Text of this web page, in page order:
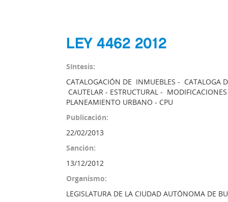
LEY 4462 2012
Síntesis:
CATALOGACIÓN DE INMUEBLES - CATALOGA
CAUTELAR - ESTRUCTURAL -
PLANEAMIENTO URBANO - CPU
Publicación:
22/02/2013
Sanción:
13/12/2012
Organismo:
LEGISLATURA DE LA CIUDAD AUTÓNOMA DE